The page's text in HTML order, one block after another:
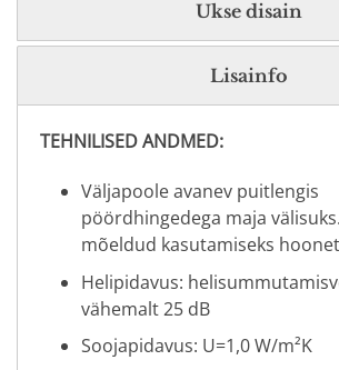
Ukse disain
Lisainfo
TEHNILISED ANDMED:
Väljapoole avanev puitlengis
pöördhingedega maja
mõeldud kasutamiseks
Helipidavus:
vähemalt 25 dB
Soojapidavus: U=1,0 W/m²K